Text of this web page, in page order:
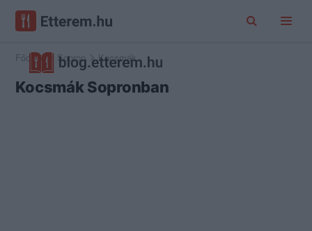
Főoldal Sopron Kocsmák
Kocsmák Sopronban